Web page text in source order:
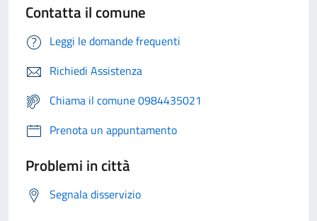
Contatta il comune
Leggi le domande frequenti
Richiedi Assistenza
Chiama il comune 0984435021
Prenota un appuntamento
Problemi in città
Segnala disservizio